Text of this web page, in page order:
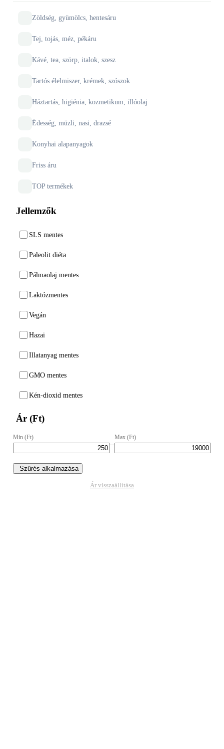
Zöldség, gyümölcs, hentesáru
Tej, tojás, méz, pékáru
Kávé, tea, szörp, italok, szesz
Tartós élelmiszer, krémek, szószok
Háztartás, higiénia, kozmetikum, illóolaj
Édesség, müzli, nasi, drazsé
Konyhai alapanyagok
Friss áru
TOP termékek
Jellemzők
SLS mentes
Paleolit diéta
Pálmaolaj mentes
Laktózmentes
Vegán
Hazai
Illatanyag mentes
GMO mentes
Kén-dioxid mentes
Ár (Ft)
Min (Ft)
–
Max (Ft)
Szűrés alkalmazása
Ár visszaállítása